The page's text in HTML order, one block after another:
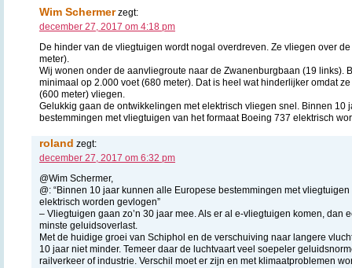
Wim Schermerzegt:
december 27, 2017 om 4:18 pm
De hinder van de vliegtuigen wordt nogal overdreven. Ze vliegen over
meter).
Wij wonen onder de aanvliegroute naar de Zwanenburgbaan (19 links).
minimaal op 2.000 voet (680 meter). Dat is heel wat hinderlijker omdat
(600 meter) vliegen.
Gelukkig gaan de ontwikkelingen met elektrisch vliegen snel. Binnen 10
bestemmingen met vliegtuigen van het formaat Boeing 737 elektrisch
roland zegt:
december 27, 2017 om 6:32 pm
@Wim Schermer,
@: “Binnen 10 jaar kunnen alle Europese bestemmingen met
elektrisch worden gevlogen”
– Vliegtuigen gaan zo’n 30 jaar mee. Als er al e-vliegtuigen komen, dan
minste geluidsoverlast.
Met de huidige groei van Schiphol en de verschuiving naar langere
10 jaar niet minder. Temeer daar de luchtvaart veel soepeler
railverkeer of industrie. Verschil moet er zijn en met klimaatproblemen